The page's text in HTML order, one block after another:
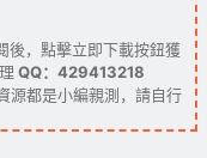
後，點擊立即下載按鈕獲
QQ：429413218
源都是小編親測，請自行